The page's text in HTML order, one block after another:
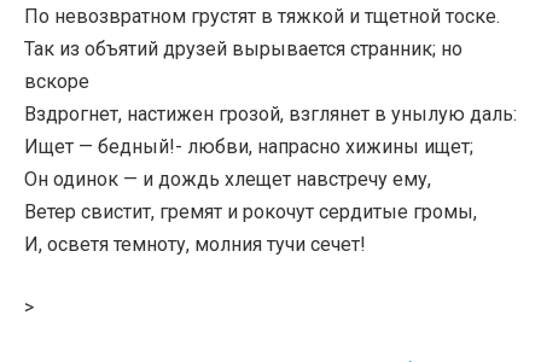
По невозвратном грустят в тяжкой и тщетной тоске.
Так из объятий друзей вырывается странник; но
вскоре
Вздрогнет, настижен грозой, взглянет в унылую даль:
Ищет — бедный!- любви, напрасно хижины ищет;
Он одинок — и дождь хлещет навстречу ему,
Ветер свистит, гремят и рокочут сердитые громы,
И, осветя темноту, молния тучи сечет!
>